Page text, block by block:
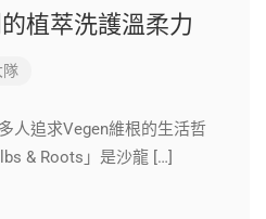
植萃洗護溫柔力
隊
人追求Vegen維根的生活哲
& Roots」是沙龍 […]